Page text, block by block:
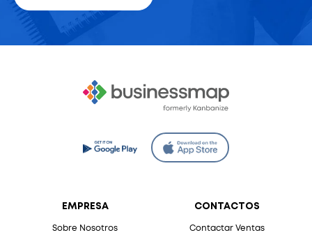
EMPRESA
Sobre Nosotros
CONTACTOS
Contactar Ventas